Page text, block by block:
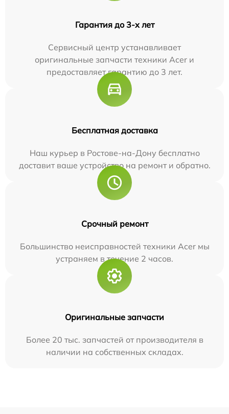
Гарантия до 3-х лет
Сервисный центр устанавливает
оригинальные запчасти техники Acer и
предоставляет гарантию до 3 лет.
Бесплатная доставка
Наш курьер в Ростове-на-Дону бесплатно
доставит ваше устройство на ремонт и обратно.
Срочный ремонт
Большинство неисправностей техники Acer мы
устраняем в течение 2 часов.
Оригинальные запчасти
Более 20 тыс. запчастей от производителя в
наличии на собственных складах.